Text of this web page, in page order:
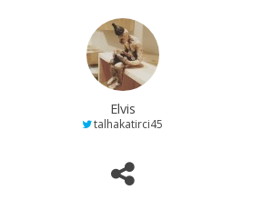
Elvis
talhakatirci45